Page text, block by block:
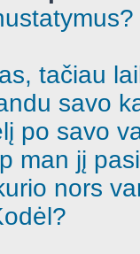
tačiau
savo
po savo
man jį
nors